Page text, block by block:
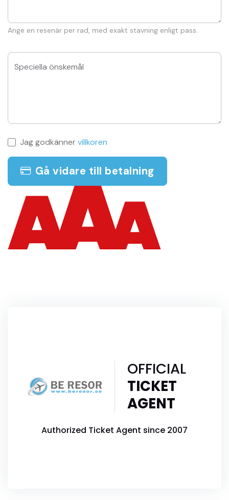
Ange en resenär per rad, med exakt stavning enligt pass.
Speciella önskemål
Jag godkännervillkoren
Gå vidare till betalning
OFFICIAL
TICKET
AGENT
Authorized Ticket Agent since 2007